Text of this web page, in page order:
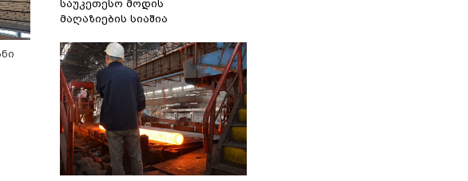
საუკეთესო მოდის
მაღაზიების სიაშია